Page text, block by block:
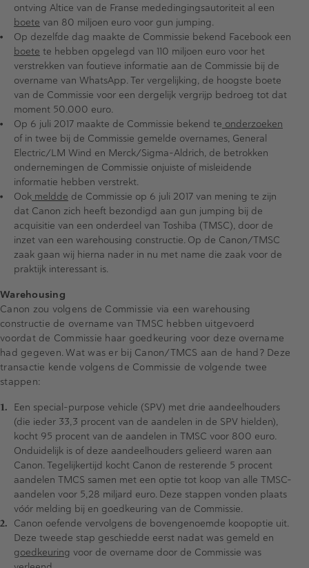
ontving Altice van de Franse mededingingsautoriteit al een
boete van 80 miljoen euro voor gun jumping.
Op dezelfde dag maakte de Commissie bekend Facebook een
boete te hebben opgelegd van 110 miljoen euro voor het
verstrekken van foutieve informatie aan de Commissie bij de
overname van WhatsApp. Ter vergelijking, de hoogste boete
van de Commissie voor een dergelijk vergrijp bedroeg tot dat
moment 50.000 euro.
Op 6 juli 2017 maakte de Commissie bekend te onderzoeken
of in twee bij de Commissie gemelde overnames, General
Electric/LM Wind en Merck/Sigma-Aldrich, de betrokken
ondernemingen de Commissie onjuiste of misleidende
informatie hebben verstrekt.
Ook meldde de Commissie op 6 juli 2017 van mening te zijn
dat Canon zich heeft bezondigd aan gun jumping bij de
acquisitie van een onderdeel van Toshiba (TMSC), door de
inzet van een warehousing constructie. Op de Canon/TMSC
zaak gaan wij hierna nader in nu met name die zaak voor de
praktijk interessant is.
Warehousing
Canon zou volgens de Commissie via een warehousing
constructie de overname van TMSC hebben uitgevoerd
voordat de Commissie haar goedkeuring voor deze overname
had gegeven. Wat was er bij Canon/TMCS aan de hand? Deze
transactie kende volgens de Commissie de volgende twee
stappen:
Een special-purpose vehicle (SPV) met drie aandeelhouders
(die ieder 33,3 procent van de aandelen in de SPV hielden),
kocht 95 procent van de aandelen in TMSC voor 800 euro.
Onduidelijk is of deze aandeelhouders gelieerd waren aan
Canon. Tegelijkertijd kocht Canon de resterende 5 procent
aandelen TMCS samen met een optie tot koop van alle TMSC-
aandelen voor 5,28 miljard euro. Deze stappen vonden plaats
vóór melding bij en goedkeuring van de Commissie.
Canon oefende vervolgens de bovengenoemde koopoptie uit.
Deze tweede stap geschiedde eerst nadat was gemeld en
goedkeuring voor de overname door de Commissie was